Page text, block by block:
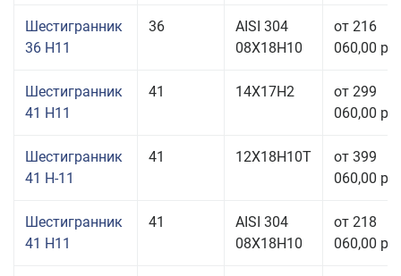
Шестигранник
36 H11
36
AISI 304
08Х18Н10
от 216
060,00
Шестигранник
41 H11
41 14Х17Н2
от 299
060,00
Шестигранник
41 Н-11
41 12Х18Н10Т
от 399
060,00
Шестигранник
41 H11
41
AISI 304
08Х18Н10
от 218
060,00